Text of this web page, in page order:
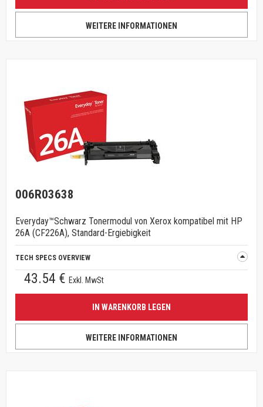
WEITERE INFORMATIONEN
006R03638
Everyday™Schwarz Tonermodul von Xerox kompatibel mit HP
26A (CF226A), Standard-Ergiebigkeit
TECH SPECS OVERVIEW
43.54 € Exkl. MwSt
IN WARENKORB LEGEN
WEITERE INFORMATIONEN